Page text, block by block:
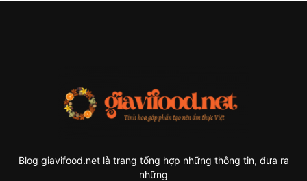
Blog giavifood.net là trang tổng hợp những thông tin, đưa ra
những